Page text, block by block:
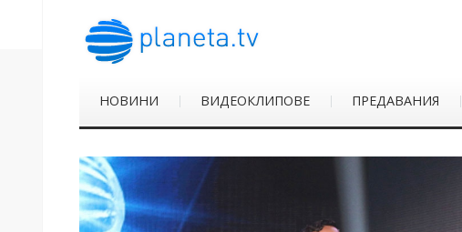
НОВИНИ ВИДЕОКЛИПОВЕ ПРЕДАВАНИЯ